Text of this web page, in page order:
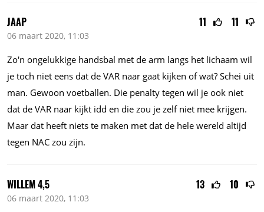
11 11
JAAP
06 maart 2020, 11:03
Zo'n ongelukkige handsbal met de arm langs het lichaam wil
je toch niet eens dat de VAR naar gaat kijken of wat? Schei uit
man. Gewoon voetballen. Die penalty tegen wil je ook niet
dat de VAR naar kijkt idd en die zou je zelf niet mee krijgen.
Maar dat heeft niets te maken met dat de hele wereld altijd
tegen NAC zou zijn.
13 10
WILLEM 4,5
06 maart 2020, 11:03